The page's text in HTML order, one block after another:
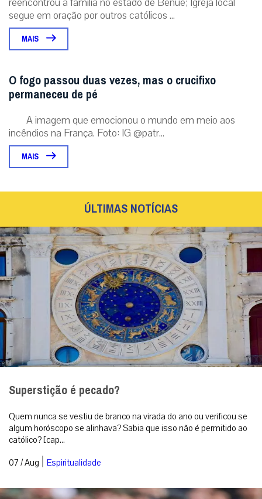
segue em oração por outros católicos ...
MAIS
O fogo passou duas vezes, mas o crucifixo
permaneceu de pé
A imagem que emocionou o mundo em meio aos
incêndios na França. Foto: IG @patr...
MAIS
ÚLTIMAS NOTÍCIAS
Superstição é pecado?
Quem nunca se vestiu de branco na virada do ano ou verificou se
algum horóscopo se alinhava? Sabia que isso não é permitido ao
católico? [cap...
07 / Aug | Espiritualidade